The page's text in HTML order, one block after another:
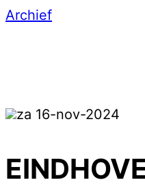
Archief
za 16-nov-2024